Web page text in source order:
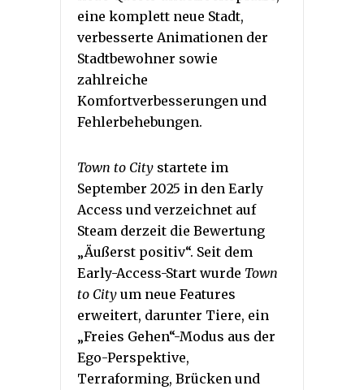
eine komplett neue Stadt,
verbesserte Animationen der
Stadtbewohner sowie
zahlreiche
Komfortverbesserungen und
Fehlerbehebungen.
Town to City startete im
September 2025 in den Early
Access und verzeichnet auf
Steam derzeit die Bewertung
„Äußerst positiv“. Seit dem
Early-Access-Start wurde Town
to City um neue Features
erweitert, darunter Tiere, ein
„Freies Gehen“-Modus aus der
Ego-Perspektive,
Terraforming, Brücken und